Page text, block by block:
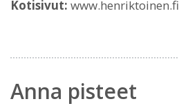
Kotisivut: www.henriktoinen.fi
Anna pisteet